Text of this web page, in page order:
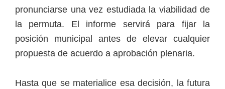
pronunciarse una vez estudiada la viabilidad de
la permuta. El informe servirá para fijar la
posición municipal antes de elevar cualquier
propuesta de acuerdo a aprobación plenaria.
Hasta que se materialice esa decisión, la futura